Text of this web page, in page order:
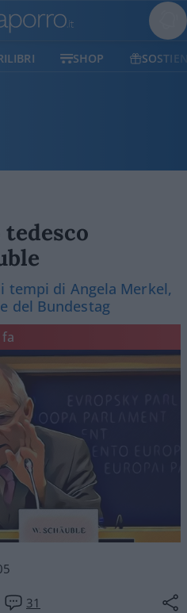
SHOP SOSTIENICI
tempi di Angela Merkel,
del Bundestag
31